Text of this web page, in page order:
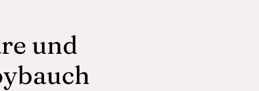
und